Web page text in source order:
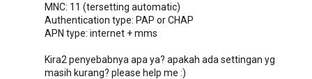
MNC: 11 (tersetting automatic)
Authentication type: PAP or CHAP
APN type: internet + mms
Kira2 penyebabnya apa ya? apakah ada settingan yg
masih kurang? please help me :)